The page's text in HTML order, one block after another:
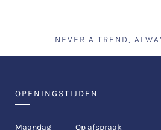
NEVER A TREND,
OPENINGSTIJDEN
Maandag
Op afspraak